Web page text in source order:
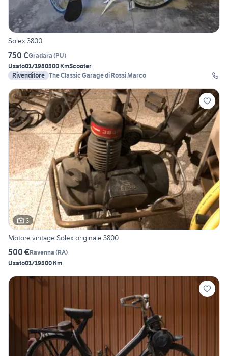
Solex 3800
750 €Gradara (PU)
Usato01/1980500 KmScooter
Rivenditore The Classic Garage di Rossi Marco
3
Motore vintage Solex originale 3800
500 €Ravenna (RA)
Usato01/19500 Km